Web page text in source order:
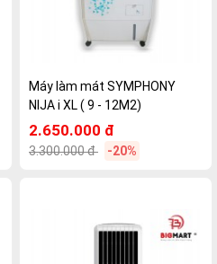
Máy làm mát SYMPHONY
NIJA i XL ( 9 - 12M2)
2.650.000 đ
3.300.000 đ -20%